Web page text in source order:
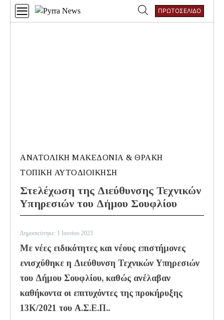
Αναζήτηση
ΠΡΩΤΟΣΕΛΙΔΟ
ΑΝΑΤΟΛΙΚΉ ΜΑΚΕΔΟΝΊΑ & ΘΡΆΚΗ
ΤΟΠΙΚΉ ΑΥΤΟΔΙΟΊΚΗΣΗ
Στελέχωση της Διεύθυνσης Τεχνικών
Υπηρεσιών του Δήμου Σουφλίου
Δημοσιεύτηκε: 1 Ιουνίου 2023
Με νέες ειδικότητες και νέους επιστήμονες
ενισχύθηκε η Διεύθυνση Τεχνικών Υπηρεσιών
του Δήμου Σουφλίου, καθώς ανέλαβαν
καθήκοντα οι επιτυχόντες της προκήρυξης
13Κ/2021 του Α.Σ.Ε.Π..